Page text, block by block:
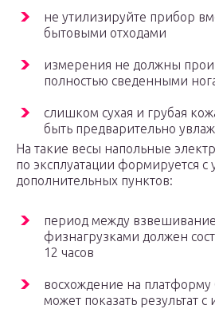
не утилизируйте прибор
бытовыми отходами
измерения не должны
полностью сведенными
слишком сухая и грубая
быть предварительно
На такие весы напольные
по эксплуатации формируется с
дополнительных пунктов:
период между
физнагрузками должен
12 часов
восхождение на
может показать результат